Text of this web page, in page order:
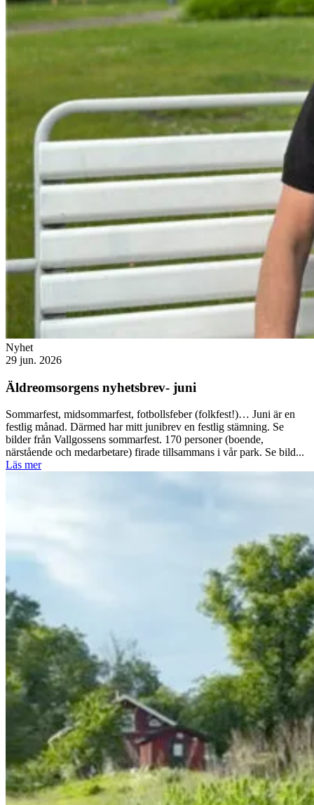
Nyhet
29 jun. 2026
Äldreomsorgens nyhetsbrev- juni
Sommarfest, midsommarfest, fotbollsfeber (folkfest!)… Juni är en
festlig månad. Därmed har mitt junibrev en festlig stämning. Se
bilder från Vallgossens sommarfest. 170 personer (boende,
närstående och medarbetare) firade tillsammans i vår park. Se bild...
Läs mer